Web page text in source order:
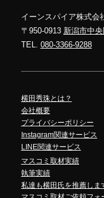
イーンスパイア株式会
〒950-0913 新潟市中
TEL. 080-3366-9288
横田秀珠とは？
会社概要
プライバシーポリシー
Instagram関連サービス
LINE関連サービス
マスコミ取材実績
執筆実績
私達も横田氏を推薦しま